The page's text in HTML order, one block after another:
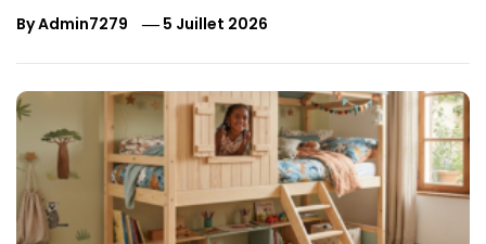
ByAdmin7279 5 Juillet 2026